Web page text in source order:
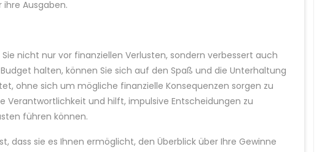
Ausgaben.
nicht nur vor finanziellen Verlusten, sondern verbessert auch
halten, können Sie sich auf den Spaß und die Unterhaltung
ohne sich um mögliche finanzielle Konsequenzen sorgen zu
Verantwortlichkeit und hilft, impulsive Entscheidungen zu
führen können.
dass sie es Ihnen ermöglicht, den Überblick über Ihre Gewinne